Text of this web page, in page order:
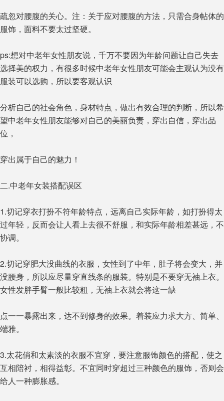
疏忽对腰腹的关心。注：关于应对腰腹的方法，只需合身帖体的
服饰，面料不要太过坚硬。
ps:想对中老年女性朋友说，千万不要因为年龄问题让自己失去
选择美的权力，有很多时候中老年女性朋友可能会主观认为没有
服装可以选购，所以要客观认识
分析自己的社会角色，身材特点，做出有效合理的判断，所以希
望中老年女性朋友能够对自己的美丽负责，穿出自信，穿出品
位，
穿出属于自己的魅力！
二.中老年女装搭配误区
1.切记穿衣打扮不符年龄特点，远离自己实际年龄，如打扮得太
过年轻，反而会让人看上去很不舒服，和实际年龄相差甚远，不
协调。
2.切记穿肥大没曲线的衣服，女性到了中年，肚子将会变大，并
没腰身，所以应尽量穿直线条的服装。特别是不要穿无袖上衣。
女性发胖手臂一般比较粗，无袖上衣就会将这一缺
点一一暴露出来，达不到修身的效果。着装应力求大方、简单、
端雅。
3.太花俏和太素淡的衣服不宜穿，要注意服饰颜色的搭配，使之
互相陪衬，相得益彰。不宜同时穿超过三种颜色的服饰，否则会
给人一种膨胀感。